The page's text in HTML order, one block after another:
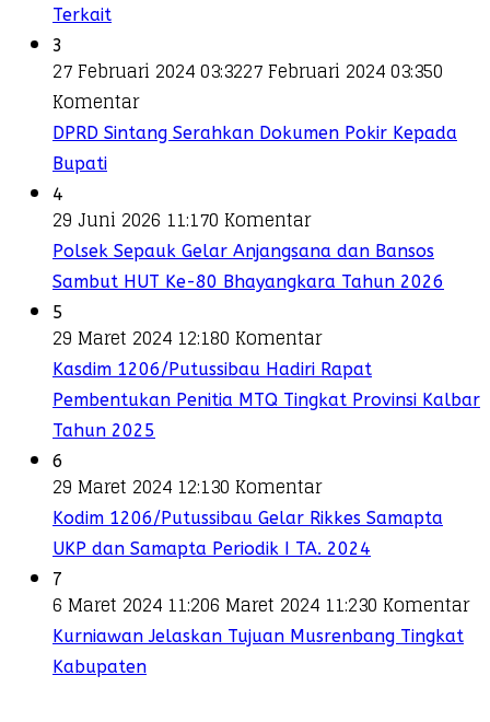
Terkait
3
27 Februari 2024 03:3227 Februari 2024 03:350
Komentar
DPRD Sintang Serahkan Dokumen Pokir Kepada
Bupati
4
29 Juni 2026 11:170 Komentar
Polsek Sepauk Gelar Anjangsana dan Bansos
Sambut HUT Ke-80 Bhayangkara Tahun 2026
5
29 Maret 2024 12:180 Komentar
Kasdim 1206/Putussibau Hadiri Rapat
Pembentukan Penitia MTQ Tingkat Provinsi Kalbar
Tahun 2025
6
29 Maret 2024 12:130 Komentar
Kodim 1206/Putussibau Gelar Rikkes Samapta
UKP dan Samapta Periodik I TA. 2024
7
6 Maret 2024 11:206 Maret 2024 11:230 Komentar
Kurniawan Jelaskan Tujuan Musrenbang Tingkat
Kabupaten